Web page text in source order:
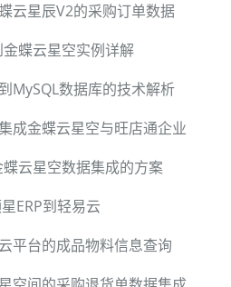
云星辰V2的采购订单数据
蝶云星空实例详解
MySQL数据库的技术解析
成金蝶云星空与旺店通企业
云星空数据集成的方案
ERP到轻易云
平台的成品物料信息查询